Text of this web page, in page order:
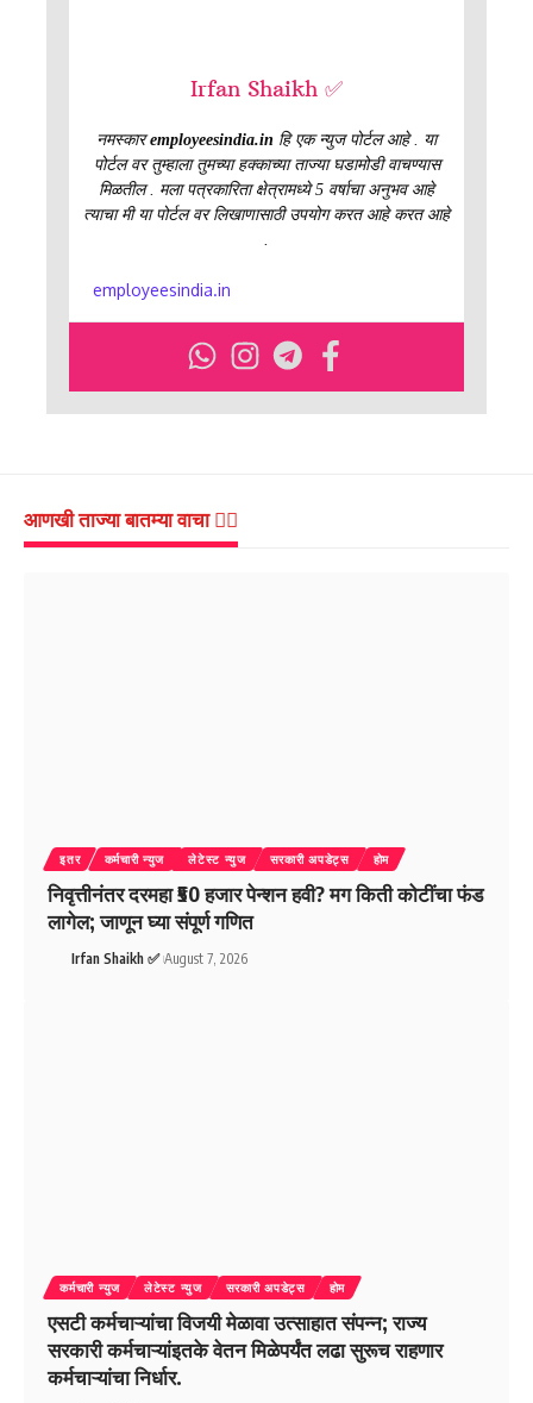
Irfan Shaikh ✅
नमस्कारemployeesindia.in हि एक न्युज पोर्टल आहे . या
पोर्टल वर तुम्हाला तुमच्या हक्काच्या ताज्या घडामोडी वाचण्यास
मिळतील . मला पत्रकारिता क्षेत्रामध्ये 5 वर्षाचा अनुभव आहे
त्याचा मी या पोर्टल वर लिखाणासाठी उपयोग करत आहे करत आहे
employeesindia.in
आणखी ताज्या बातम्या वाचा 👇🏻
इतर कर्मचारी न्युज लेटेस्ट न्युज सरकारी अपडेट्स होम
निवृत्तीनंतर दरमहा ₹50 हजार पेन्शन हवी? मग किती कोटींचा फंड
लागेल; जाणून घ्या संपूर्ण गणित
Irfan Shaikh ✅ August 7, 2026
कर्मचारी न्युज लेटेस्ट न्युज सरकारी अपडेट्स होम
एसटी कर्मचाऱ्यांचा विजयी मेळावा उत्साहात संपन्न; राज्य
सरकारी कर्मचाऱ्यांइतके वेतन मिळेपर्यंत लढा सुरूच राहणार
कर्मचाऱ्यांचा निर्धार.